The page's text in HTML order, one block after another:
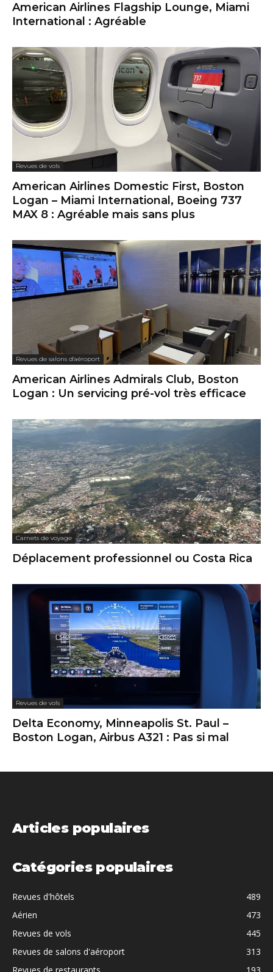
American Airlines Flagship Lounge, Miami
International : Agréable
Revues de vols
American Airlines Domestic First, Boston
Logan – Miami International, Boeing 737
MAX 8 : Agréable mais sans plus
Revues de salons d'aéroport
American Airlines Admirals Club, Boston
Logan : Un servicing pré-vol très efficace
Carnets de voyage
Déplacement professionnel ou Costa Rica
Revues de vols
Delta Economy, Minneapolis St. Paul –
Boston Logan, Airbus A321 : Pas si mal
Articles populaires
Catégories populaires
Revues d'hôtels
489
Aérien
473
Revues de vols
445
Revues de salons d'aéroport
313